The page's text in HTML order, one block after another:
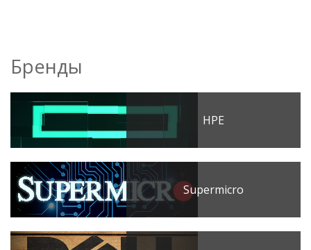
Бренды
HPE
Supermicro